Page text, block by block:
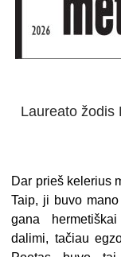
Laureato žodis
Dar prieš kelerius
Taip, ji buvo
gana
dalimi, tačiau